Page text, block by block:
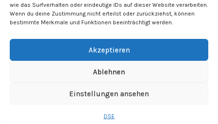
wie das Surfverhalten oder eindeutige IDs auf dieser Website verarbeiten.
Wenn du deine Zustimmung nicht erteilst oder zurückziehst, können
bestimmte Merkmale und Funktionen beeinträchtigt werden.
Akzeptieren
Ablehnen
Einstellungen ansehen
DSE
2023 Mark Berger.Imprint Privacy AGB